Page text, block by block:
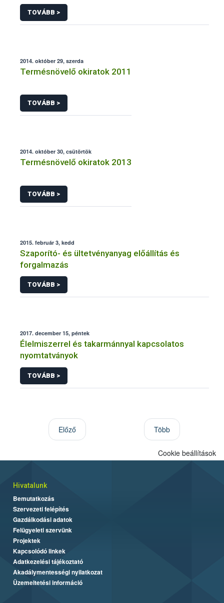
TOVÁBB >
2014. október 29, szerda
Termésnövelő okiratok 2011
TOVÁBB >
2014. október 30, csütörtök
Termésnövelő okiratok 2013
TOVÁBB >
2015. február 3, kedd
Szaporító- és ültetvényanyag előállítás és
forgalmazás
TOVÁBB >
2017. december 15, péntek
Élelmiszerrel és takarmánnyal kapcsolatos
nyomtatványok
TOVÁBB >
Előző Több
Cookie beállítások
Hivatalunk
Bemutatkozás
Szervezeti felépítés
Gazdálkodási adatok
Felügyeleti szervünk
Projektek
Kapcsolódó linkek
Adatkezelési tájékoztató
Akadálymentességi nyilatkozat
Üzemeltetési információ